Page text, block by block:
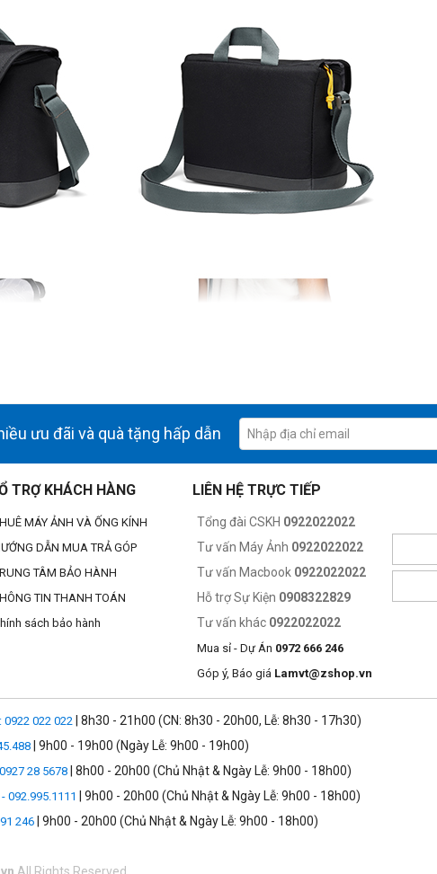
ưu đãi và quà tặng hấp dẫn
TRỢ KHÁCH HÀNG
MÁY ẢNH VÀ ỐNG KÍNH
DẪN MUA TRẢ GÓP
TÂM BẢO HÀNH
TIN THANH TOÁN
sách bảo hành
LIÊN HỆ TRỰC TIẾP
Tổng đài CSKH 0922022022
Tư vấn Máy Ảnh 0922022022
Tư vấn Macbook 0922022022
Hỗ trợ Sự Kiện 0908322829
Tư vấn khác 0922022022
Mua sỉ - Dự Án 0972 666 246
Góp ý, Báo giá Lamvt@zshop.vn
0922 022 022 | 8h30 - 21h00 (CN: 8h30 - 20h00, Lễ: 8h30 - 17h30)
| 9h00 - 19h00 (Ngày Lễ: 9h00 - 19h00)
28 5678 | 8h00 - 20h00 (Chủ Nhật & Ngày Lễ: 9h00 - 18h00)
092.995.1111
| 9h00 - 20h00 (Chủ Nhật & Ngày Lễ: 9h00 - 18h00)
246 | 9h00 - 20h00 (Chủ Nhật & Ngày Lễ: 9h00 - 18h00)